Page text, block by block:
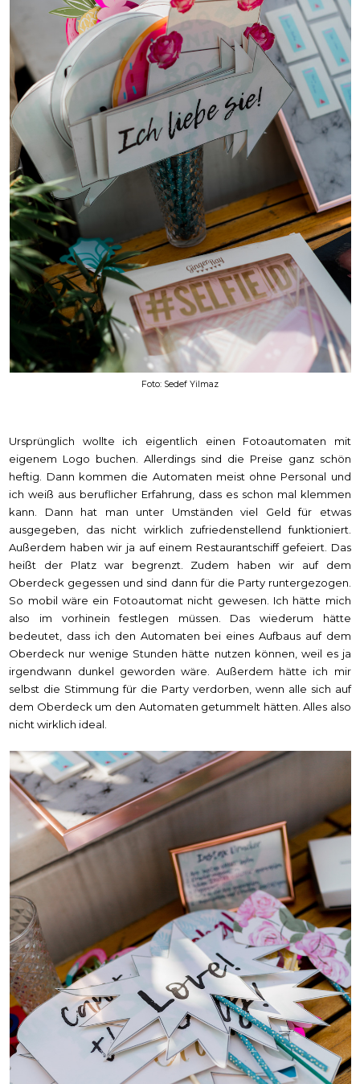
Foto: Sedef Yilmaz
Ursprünglich wollte ich eigentlich einen Fotoautomaten mit
eigenem Logo buchen. Allerdings sind die Preise ganz schön
heftig. Dann kommen die Automaten meist ohne Personal und
ich weiß aus beruflicher Erfahrung, dass es schon mal klemmen
kann. Dann hat man unter Umständen viel Geld für etwas
ausgegeben, das nicht wirklich zufriedenstellend funktioniert.
Außerdem haben wir ja auf einem Restaurantschiff gefeiert. Das
heißt der Platz war begrenzt. Zudem haben wir auf dem
Oberdeck gegessen und sind dann für die Party runtergezogen.
So mobil wäre ein Fotoautomat nicht gewesen. Ich hätte mich
also im vorhinein festlegen müssen. Das wiederum hätte
bedeutet, dass ich den Automaten bei eines Aufbaus auf dem
Oberdeck nur wenige Stunden hätte nutzen können, weil es ja
irgendwann dunkel geworden wäre. Außerdem hätte ich mir
selbst die Stimmung für die Party verdorben, wenn alle sich auf
dem Oberdeck um den Automaten getummelt hätten. Alles also
nicht wirklich ideal.